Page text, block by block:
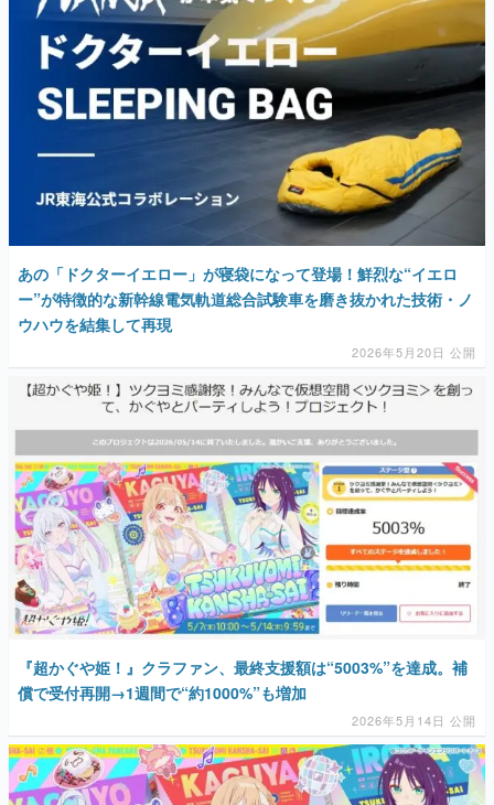
あの「ドクターイエロー」が寝袋になって登場！鮮烈な“イエロ
ー”が特徴的な新幹線電気軌道総合試験車を磨き抜かれた技術・ノ
ウハウを結集して再現
2026年5月20日 公開
『超かぐや姫！』クラファン、最終支援額は“5003%”を達成。補
償で受付再開→1週間で“約1000%”も増加
2026年5月14日 公開